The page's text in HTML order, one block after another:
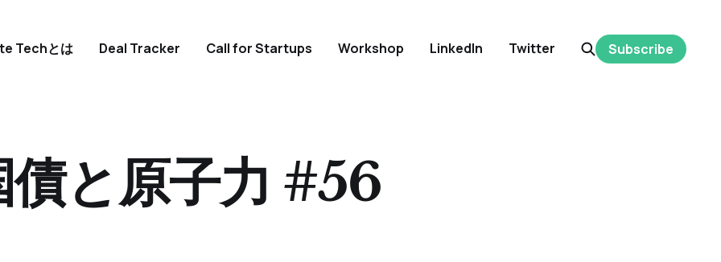
Techとは Deal Tracker Call for Startups Workshop LinkedIn Twitter Subscribe
と原子力 #56